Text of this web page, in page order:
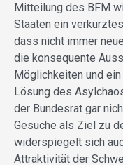
Mitteilung des BFM
Staaten ein
dass nicht immer
die konsequente
Möglichkeiten und
Lösung des
der Bundesrat gar
Gesuche als Ziel zu
widerspiegelt sich
Attraktivität der